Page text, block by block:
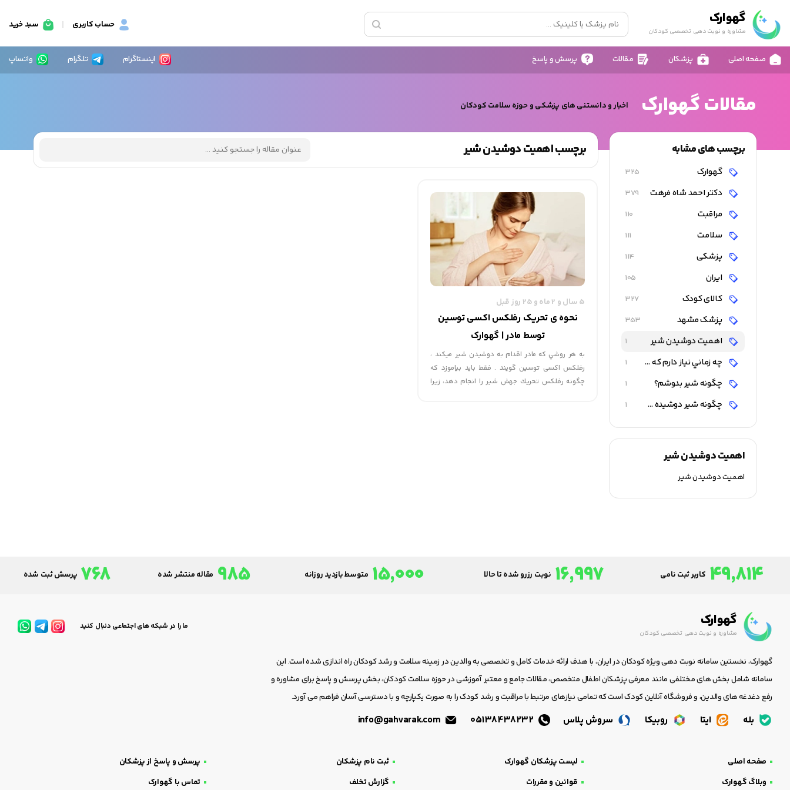
گهوارک
مشاوره و نوبت دهی تخصصی کودکان
حساب کاربری سبد خرید
صفحه اصلی پزشکان مقالات پرسش و پاسخ اینستاگرام تلگرام واتساپ
مقالات گهوارک اخبار و دانستنی های پزشکی و حوزه سلامت کودکان
برچسب های مشابه
گهوارک 325
دکتر احمد شاه فرهت 379
مراقبت 110
سلامت 111
پزشکی 114
ایران 105
کالای کودک 327
پزشک مشهد 353
اهمیت دوشیدن شیر 1
چه زماني نياز دارم كه شيرم را بدوشم؟ 1
چگونه شير بدوشم؟ 1
چگونه شير دوشيده شده را نگهداري كنم؟ 1
اهمیت دوشیدن شیر
اهمیت دوشیدن شیر
برچسب اهمیت دوشیدن شیر
5 سال و 2 ماه و 25 روز قبل
نحوه ی تحریک رفلکس اکسی توسین
توسط مادر | گهوارک
به هر روشي كه مادر اقدام به دوشیدن شیر میکند ،
رفلکس اکسی توسین گویند . فقط بايد بياموزد كه
چگونه رفلكس تحريك جهش شير را انجام دهد، زيرا
49,814 کاربر ثبت نامی 16,997 نوبت رزرو شده تا حالا 15,000 متوسط بازدید روزانه 985 مقاله منتشر شده 768 پرسش ثبت شده
گهوارک
مشاوره و نوبت دهی تخصصی کودکان
ما را در شبکه های اجتماعی دنبال کنید
گهوارک، نخستین سامانه نوبت دهی ویژه کودکان در ایران، با هدف ارائه خدمات کامل و تخصصی به والدین در زمینه سلامت و رشد کودکان راه اندازی شده است. این
سامانه شامل بخش های مختلفی مانند معرفی پزشکان اطفال متخصص، مقالات جامع و معتبر آموزشی در حوزه سلامت کودکان، بخش پرسش و پاسخ برای مشاوره و
رفع دغدغه های والدین، و فروشگاه آنلاین کودک است که تمامی نیازهای مرتبط با مراقبت و رشد کودک را به صورت یکپارچه و با دسترسی آسان فراهم می آورد.
بله ایتا روبیکا سروش پلاس
صفحه اصلی لیست پزشکان گهوارک ثبت نام پزشکان
پرسش و پاسخ از پزشکان
وبلاگ گهوارک
قوانین و مقررات گزارش تخلف تماس با گهوارک